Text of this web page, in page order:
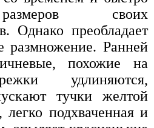
своих
Однако преобладает
размножение. Ранней
похожие на
удлиняются,
тучки желтой
подхваченная и